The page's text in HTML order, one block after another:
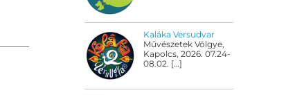
Kaláka Versudvar
Művészetek Völgye,
Kapolcs, 2026. 07.24-
08.02. […]